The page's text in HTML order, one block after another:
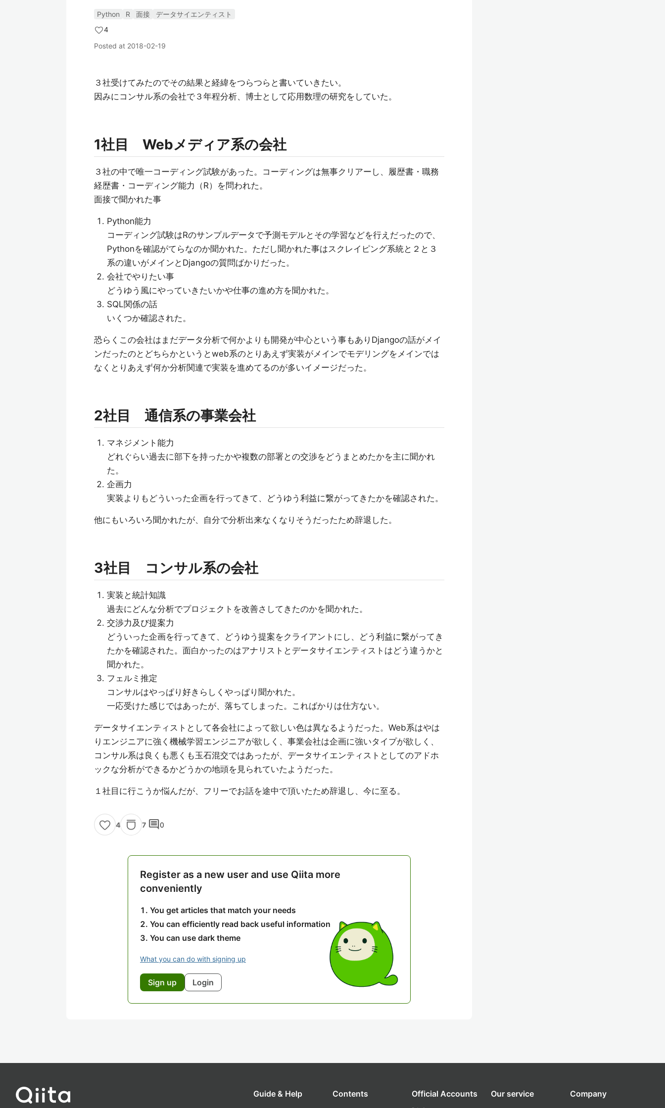
Python R 面接
データサイエンティスト
4
Posted at 2018-02-19
３社受けてみたのでその結果と経緯をつらつらと書いていきたい。
因みにコンサル系の会社で３年程分析、博士として応用数理の研究をしていた。
1社目 Webメディア系の会社
３社の中で唯一コーディング試験があった。コーディングは無事クリアーし、履歴書・職務
経歴書・コーディング能力（R）を問われた。
面接で聞かれた事
Python能力
コーディング試験はRのサンプルデータで予測モデルとその学習などを行えだったので、
Pythonを確認がてらなのか聞かれた。ただし聞かれた事はスクレイピング系統と２と３
系の違いがメインとDjangoの質問ばかりだった。
会社でやりたい事
どうゆう風にやっていきたいかや仕事の進め方を聞かれた。
SQL関係の話
いくつか確認された。
恐らくこの会社はまだデータ分析で何かよりも開発が中心という事もありDjangoの話がメイ
ンだったのとどちらかというとweb系のとりあえず実装がメインでモデリングをメインでは
なくとりあえず何か分析関連で実装を進めてるのが多いイメージだった。
2社目 通信系の事業会社
マネジメント能力
どれぐらい過去に部下を持ったかや複数の部署との交渉をどうまとめたかを主に聞かれ
た。
企画力
実装よりもどういった企画を行ってきて、どうゆう利益に繋がってきたかを確認された。
他にもいろいろ聞かれたが、自分で分析出来なくなりそうだったため辞退した。
3社目 コンサル系の会社
実装と統計知識
過去にどんな分析でプロジェクトを改善さしてきたのかを聞かれた。
交渉力及び提案力
どういった企画を行ってきて、どうゆう提案をクライアントにし、どう利益に繋がってき
たかを確認された。面白かったのはアナリストとデータサイエンティストはどう違うかと
聞かれた。
フェルミ推定
コンサルはやっぱり好きらしくやっぱり聞かれた。
一応受けた感じではあったが、落ちてしまった。こればかりは仕方ない。
データサイエンティストとして各会社によって欲しい色は異なるようだった。Web系はやは
りエンジニアに強く機械学習エンジニアが欲しく、事業会社は企画に強いタイプが欲しく、
コンサル系は良くも悪くも玉石混交ではあったが、データサイエンティストとしてのアドホ
ックな分析ができるかどうかの地頭を見られていたようだった。
１社目に行こうか悩んだが、フリーでお話を途中で頂いたため辞退し、今に至る。
4 7 comment0
Register as a new user and use Qiita more
conveniently
You get articles that match your needs
You can efficiently read back useful information
You can use dark theme
What you can do with signing up
Sign up Login
Guide & Help Contents Official Accounts Our service Company